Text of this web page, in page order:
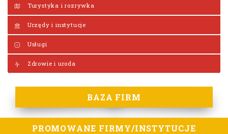
Turystyka i rozrywka
Urzędy i instytucje
Usługi
Zdrowie i uroda
BAZA FIRM
PROMOWANE FIRMY/INSTYTUCJE